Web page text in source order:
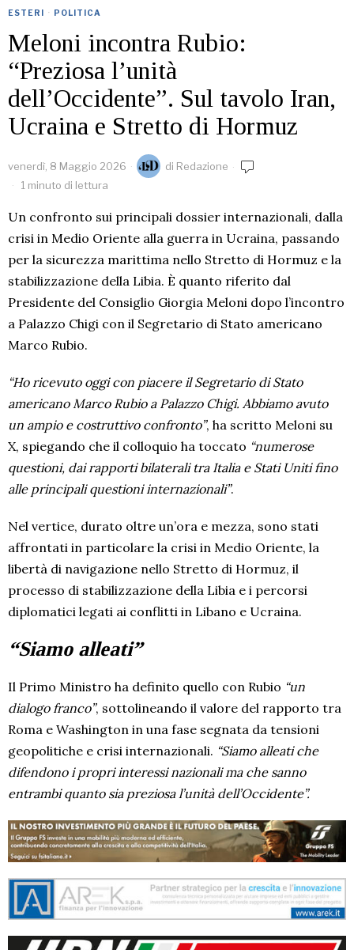
ESTERI · POLITICA
Meloni incontra Rubio:
“Preziosa l’unità
dell’Occidente”. Sul tavolo Iran,
Ucraina e Stretto di Hormuz
venerdì, 8 Maggio 2026 di Redazione
1 minuto di lettura
Un confronto sui principali dossier internazionali, dalla
crisi in Medio Oriente alla guerra in Ucraina, passando
per la sicurezza marittima nello Stretto di Hormuz e la
stabilizzazione della Libia. È quanto riferito dal
Presidente del Consiglio Giorgia Meloni dopo l’incontro
a Palazzo Chigi con il Segretario di Stato americano
Marco Rubio.
“Ho ricevuto oggi con piacere il Segretario di Stato
americano Marco Rubio a Palazzo Chigi. Abbiamo avuto
un ampio e costruttivo confronto”, ha scritto Meloni su
X, spiegando che il colloquio ha toccato “numerose
questioni, dai rapporti bilaterali tra Italia e Stati Uniti fino
alle principali questioni internazionali”.
Nel vertice, durato oltre un’ora e mezza, sono stati
affrontati in particolare la crisi in Medio Oriente, la
libertà di navigazione nello Stretto di Hormuz, il
processo di stabilizzazione della Libia e i percorsi
diplomatici legati ai conflitti in Libano e Ucraina.
“Siamo alleati”
Il Primo Ministro ha definito quello con Rubio “un
dialogo franco”, sottolineando il valore del rapporto tra
Roma e Washington in una fase segnata da tensioni
geopolitiche e crisi internazionali. “Siamo alleati che
difendono i propri interessi nazionali ma che sanno
entrambi quanto sia preziosa l’unità dell’Occidente”.